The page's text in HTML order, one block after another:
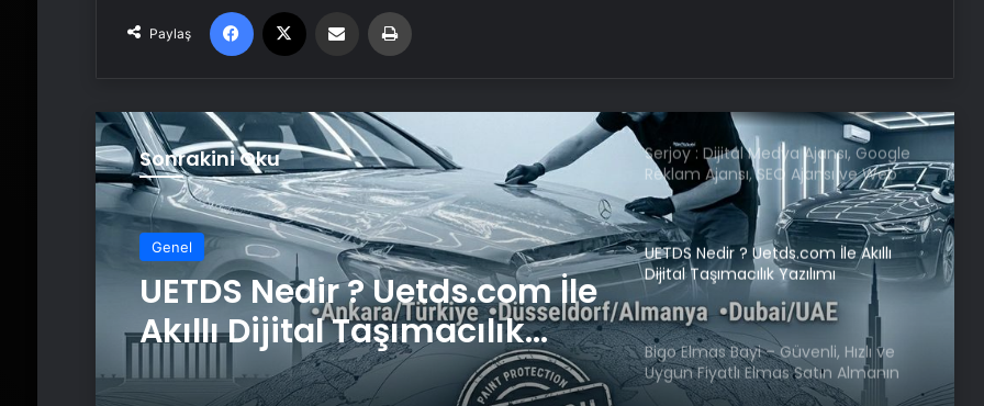
Paylaş
Facebook Email'den paylaş
Sonrakini Oku
Genel
UETDS Nedir ? Uetds.com İle
Akıllı Dijital Taşımacılık
Yazılımı
Serjoy : Dijital Medya Ajansı, Google
Reklam Ajansı, SEO Ajansı ve Web
Tasarım Ajansı
UETDS Nedir ? Uetds.com İle Akıllı
Dijital Taşımacılık Yazılımı
Bigo Elmas Bayi – Güvenli, Hızlı ve
Uygun Fiyatlı Elmas Satın Almanın
Yeni Adresi